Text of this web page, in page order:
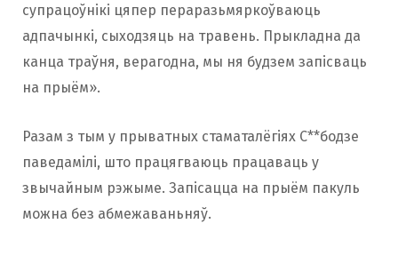
супрацоўнікі цяпер пераразьмяркоўваюць
адпачынкі, сыходзяць на травень. Прыкладна да
канца траўня, верагодна, мы ня будзем запісваць
на прыём».
Разам з тым у прыватных стаматалёгіях С**бодзе
паведамілі, што працягваюць працаваць у
звычайным рэжыме. Запісацца на прыём пакуль
можна без абмежаваньняў.